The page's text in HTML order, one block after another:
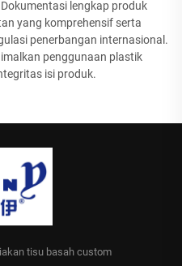
lengkap produk
yang komprehensif serta
penerbangan internasional.
penggunaan plastik
isi produk.
tisu basah custom